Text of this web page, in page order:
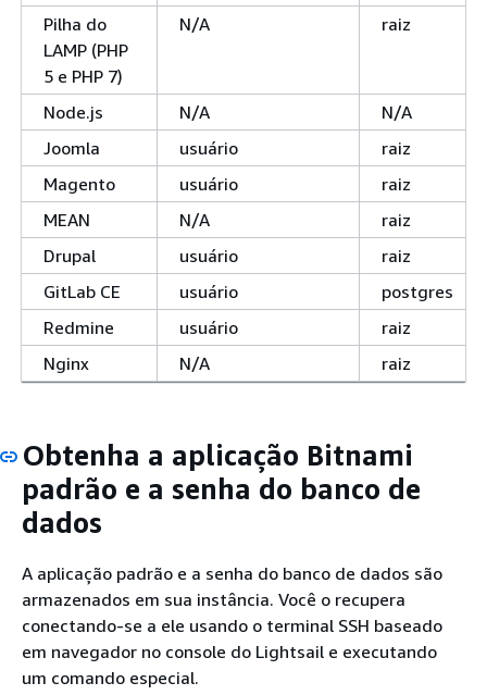
Pilha do
LAMP (PHP
5 e PHP 7)
N/A raiz
Node.js N/A
N/A
Joomla
usuário
raiz
Magento
usuário
raiz
MEAN
N/A
raiz
Drupal
usuário
raiz
GitLab CE
usuário
postgres
Redmine
usuário
raiz
Nginx
N/A raiz
Obtenha a aplicação Bitnami
padrão e a senha do banco de
dados
A aplicação padrão e a senha do banco de dados são
armazenados em sua instância. Você o recupera
conectando-se a ele usando o terminal SSH baseado
em navegador no console do Lightsail e executando
um comando especial.